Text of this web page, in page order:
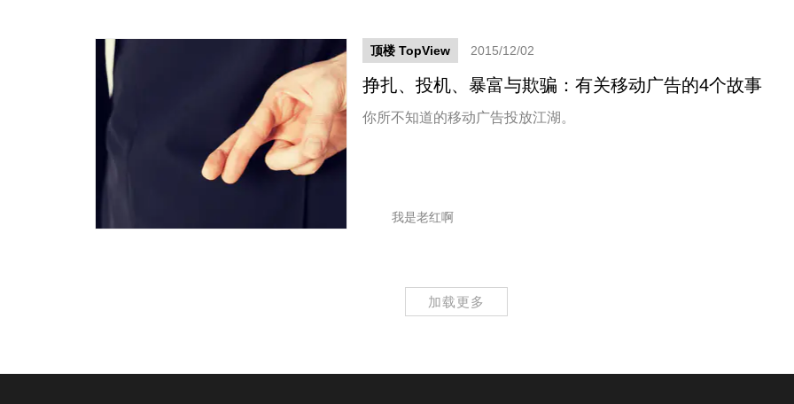
顶楼 TopView 2015/12/02
挣扎、投机、暴富与欺骗：有关移动广告的4个故事
你所不知道的移动广告投放江湖。
我是老红啊
加载更多